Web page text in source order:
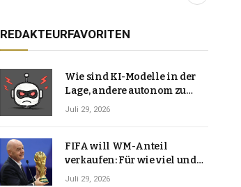
REDAKTEURFAVORITEN
Wie sind KI-Modelle in der
Lage, andere autonom zu
hacken? | Technologie-News
Juli 29, 2026
FIFA will WM-Anteil
verkaufen: Für wie viel und
warum macht Gianni
Juli 29, 2026